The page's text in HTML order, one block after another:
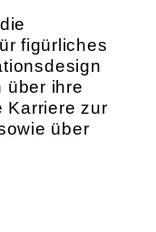
figürliches
über ihre
Karriere zur
über